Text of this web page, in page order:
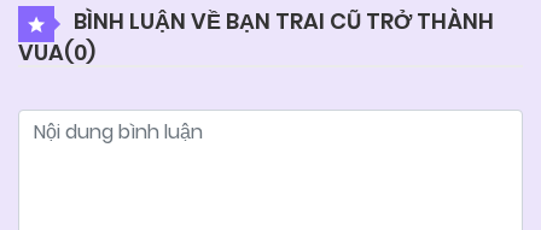
Chapter 94
Chapter 93 04/06/2025
BÌNH LUẬN VỀ BẠN TRAI CŨ TRỞ THÀNH
VUA(0)